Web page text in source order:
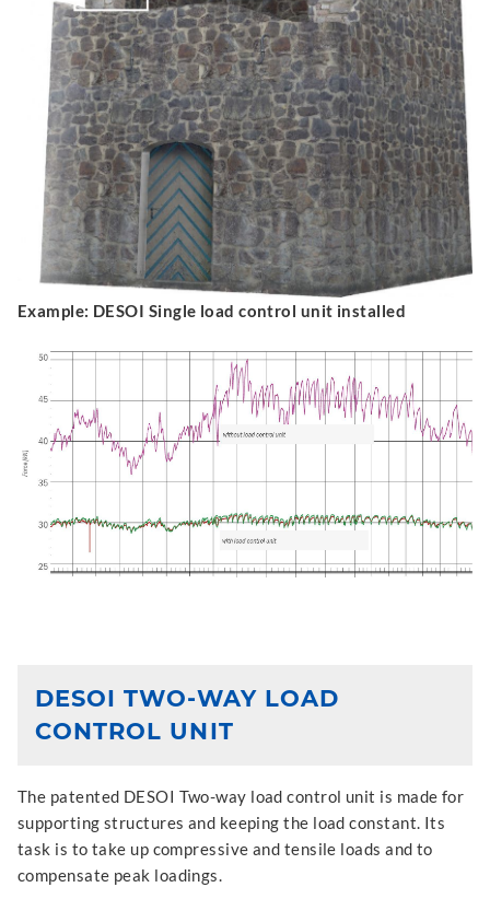
Example: DESOI Single load control unit installed
DESOI TWO-WAY LOAD
CONTROL UNIT
The patented DESOI Two-way load control unit is made for
supporting structures and keeping the load constant. Its
task is to take up compressive and tensile loads and to
compensate peak loadings.